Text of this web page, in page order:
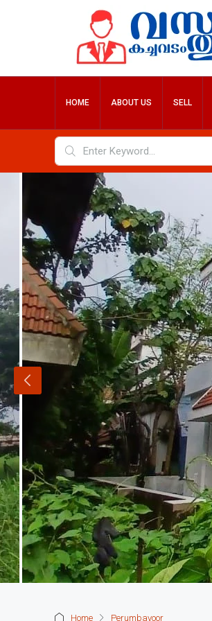
HOME ABOUT US SELL
Home Perumbavoor